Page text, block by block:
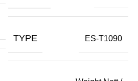
TYPE ES-T1090